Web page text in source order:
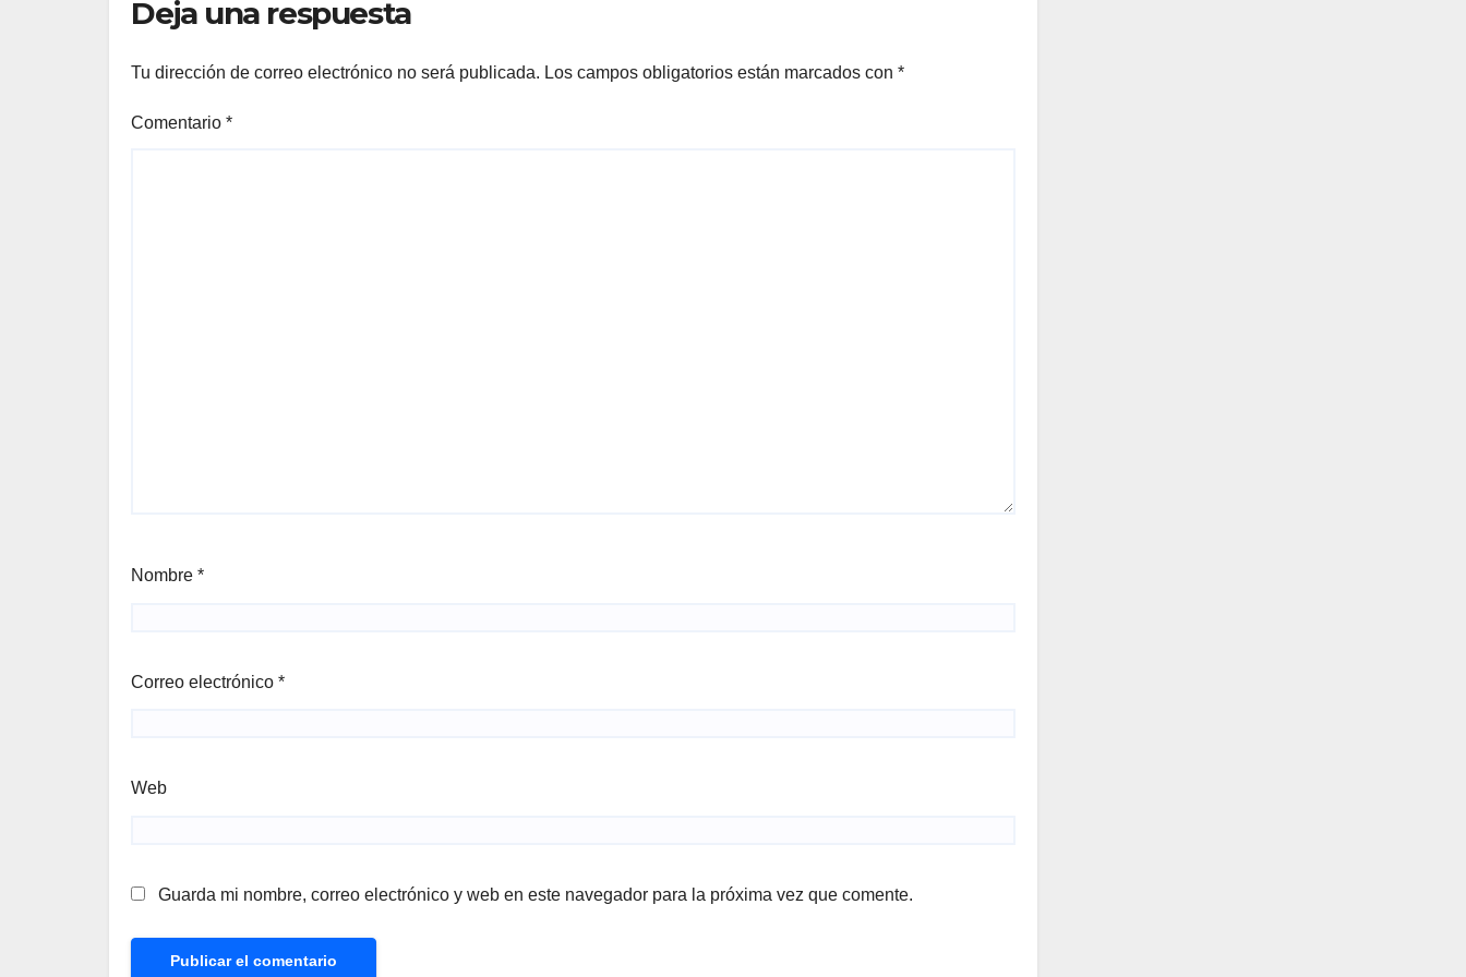
Deja una respuesta
Tu dirección de correo electrónico no será publicada. Los campos obligatorios están marcados con *
Comentario *
Nombre *
Correo electrónico *
Web
Guarda mi nombre, correo electrónico y web en este navegador para la próxima vez que comente.